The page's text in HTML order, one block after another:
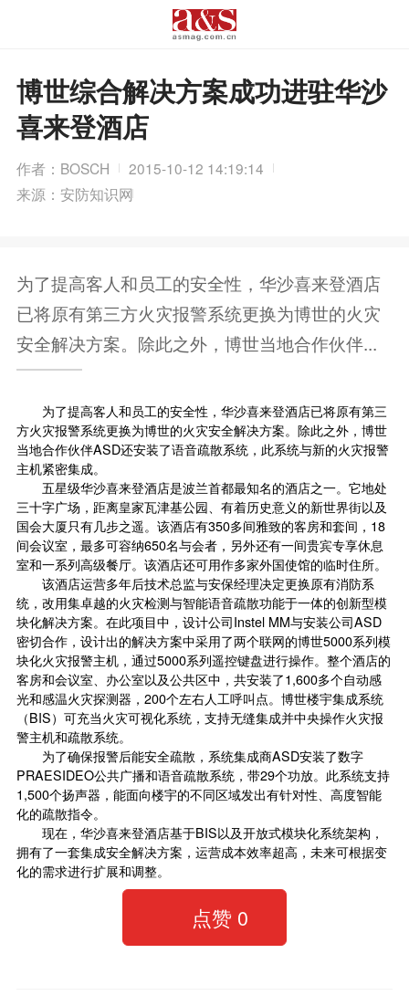
博世综合解决方案成功进驻华沙
喜来登酒店
作者：BOSCH
2015-10-12 14:19:14
来源：安防知识网
为了提高客人和员工的安全性，华沙喜来登酒店
已将原有第三方火灾报警系统更换为博世的火灾
安全解决方案。除此之外，博世当地合作伙伴...
为了提高客人和员工的安全性，华沙喜来登酒店已将原有第三
方火灾报警系统更换为博世的火灾安全解决方案。除此之外，博世
当地合作伙伴ASD还安装了语音疏散系统，此系统与新的火灾报警
主机紧密集成。
五星级华沙喜来登酒店是波兰首都最知名的酒店之一。它地处
三十字广场，距离皇家瓦津基公园、有着历史意义的新世界街以及
国会大厦只有几步之遥。该酒店有350多间雅致的客房和套间，18
间会议室，最多可容纳650名与会者，另外还有一间贵宾专享休息
室和一系列高级餐厅。该酒店还可用作多家外国使馆的临时住所。
该酒店运营多年后技术总监与安保经理决定更换原有消防系
统，改用集卓越的火灾检测与智能语音疏散功能于一体的创新型模
块化解决方案。在此项目中，设计公司Instel MM与安装公司ASD
密切合作，设计出的解决方案中采用了两个联网的博世5000系列模
块化火灾报警主机，通过5000系列遥控键盘进行操作。整个酒店的
客房和会议室、办公室以及公共区中，共安装了1,600多个自动感
光和感温火灾探测器，200个左右人工呼叫点。博世楼宇集成系统
（BIS）可充当火灾可视化系统，支持无缝集成并中央操作火灾报
警主机和疏散系统。
为了确保报警后能安全疏散， 系统集成商ASD安装了数字
PRAESIDEO公共广播和语音疏散系统，带29个功放。此系统支持
1,500个扬声器，能面向楼宇的不同区域发出有针对性、高度智能
化的疏散指令。
现在，华沙喜来登酒店基于BIS以及开放式模块化系统架构，
拥有了一套集成安全解决方案，运营成本效率超高，未来可根据变
化的需求进行扩展和调整。
点赞 0